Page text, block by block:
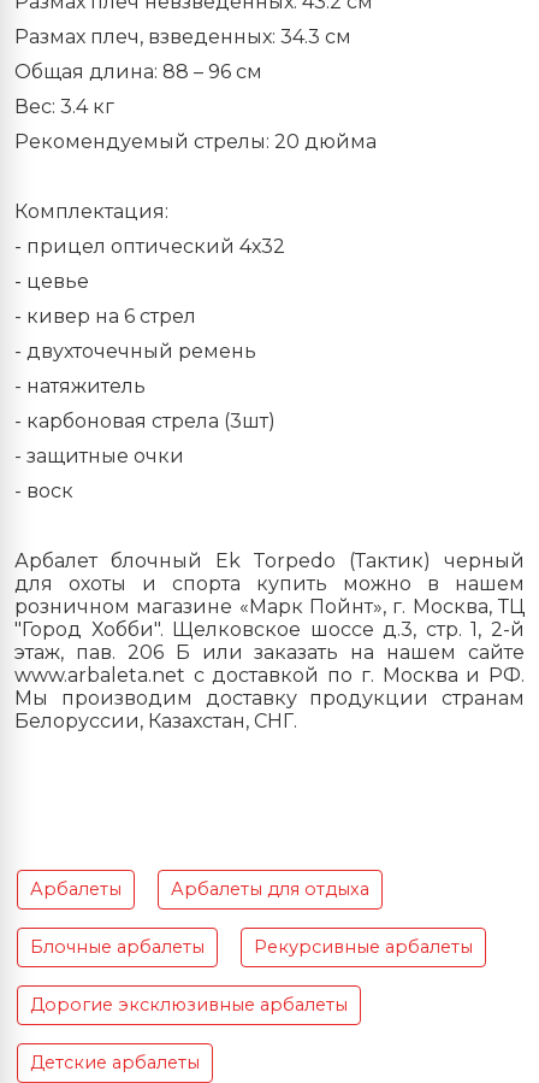
Размах плеч, взведенных: 34.3 см
Общая длина: 88 – 96 см
Вес: 3.4 кг
Рекомендуемый стрелы: 20 дюйма
Комплектация:
- прицел оптический 4х32
- цевье
- кивер на 6 стрел
- двухточечный ремень
- натяжитель
- карбоновая стрела (3шт)
- защитные очки
- воск
Арбалет блочный Ek Torpedo (Тактик) черный
для охоты и спорта купить можно в нашем
розничном магазине «Марк Пойнт», г. Москва, ТЦ
"Город Хобби". Щелковское шоссе д.3, стр. 1, 2-й
этаж, пав. 206 Б или заказать на нашем сайте
www.arbaleta.net с доставкой по г. Москва и РФ.
Мы производим доставку продукции странам
Белоруссии, Казахстан, СНГ.
Арбалеты Арбалеты для отдыха
Блочные арбалеты Рекурсивные арбалеты
Дорогие эксклюзивные арбалеты
Детские арбалеты